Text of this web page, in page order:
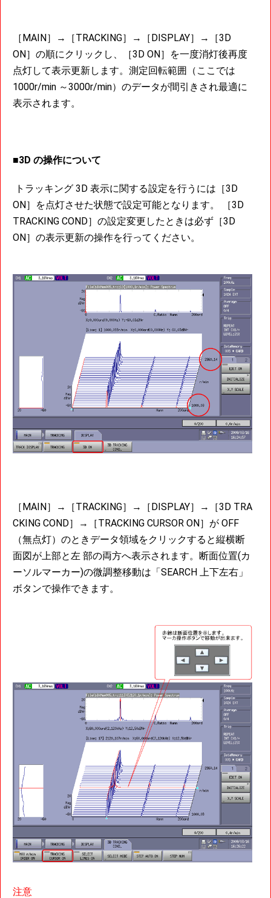
［MAIN］→［TRACKING］→［DISPLAY］→［3D
ON］の順にクリックし、［3D ON］を一度消灯後再度
点灯して表示更新します。測定回転範囲（ここでは
1000r/min ～3000r/min）のデータが間引きされ最適に
表示されます。
■3D の操作について
トラッキング 3D 表示に関する設定を行うには［3D
ON］を点灯させた状態で設定可能となります。 ［3D
TRACKING COND］の設定変更したときは必ず［3D
ON］の表示更新の操作を行ってください。
［MAIN］→［TRACKING］→［DISPLAY］→［3D TRA
CKING COND］→［TRACKING CURSOR ON］が OFF
（無点灯）のときデータ領域をクリックすると縦横断
面図が上部と左 部の両方へ表示されます。断面位置(カ
ーソルマーカー)の微調整移動は「SEARCH 上下左右」
ボタンで操作できます。
注意